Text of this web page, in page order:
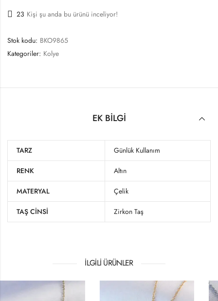
23 Kişi şu anda bu ürünü inceliyor!
Stok kodu: BKO9865
Kategoriler: Kolye
EK BILGI
TARZ Günlük Kullanım
RENK Altın
MATERYAL Çelik
TAŞ CINSI Zirkon Taş
İLGILI ÜRÜNLER